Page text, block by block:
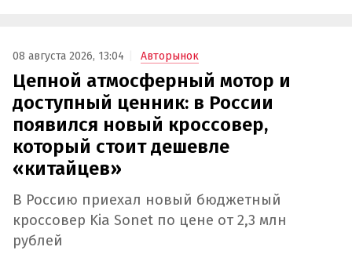
08 августа 2026, 13:04 Авторынок
Цепной атмосферный мотор и
доступный ценник: в России
появился новый кроссовер,
который стоит дешевле
«китайцев»
В Россию приехал новый бюджетный
кроссовер Kia Sonet по цене от 2,3 млн
рублей